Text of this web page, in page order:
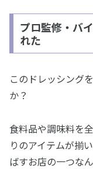
プロ監修・バ
れた
このドレッシング
か？
食料品や調味料を
りのアイテムが揃
ばすお店の一つな